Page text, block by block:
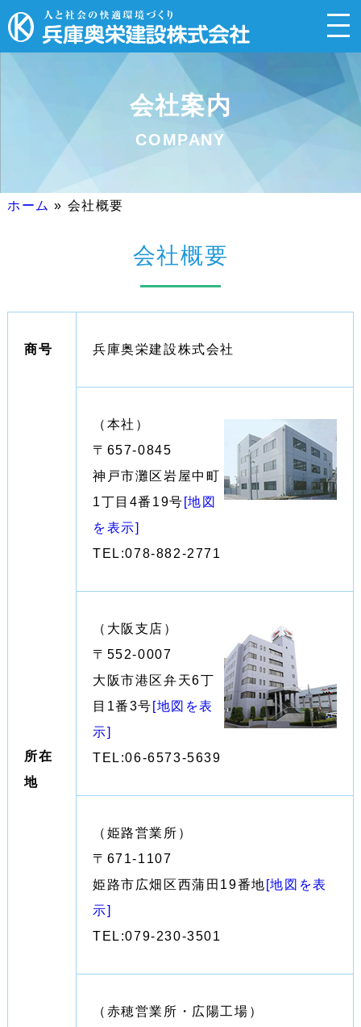
会社案内
COMPANY
ホーム » 会社概要
会社概要
商号 兵庫奥栄建設株式会社
所在
地
（本社）
〒657-0845
神戸市灘区岩屋中町
1丁目4番19号 [地図
を表示]
TEL:078-882-2771
（大阪支店）
〒552-0007
大阪市港区弁天6丁
目1番3号 [地図を表
示]
TEL:06-6573-5639
（姫路営業所）
〒671-1107
姫路市広畑区西蒲田19番地 [地図を表
示]
TEL:079-230-3501
（赤穂営業所・広陽工場）